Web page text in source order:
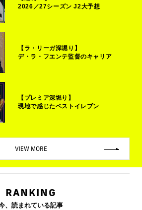
2026／27シーズン J2大予想
【ラ・リーガ深堀り】
デ・ラ・フエンテ監督のキャリア
【プレミア深堀り】
現地で感じたベストイレブン
VIEW MORE
RANKING
、読まれている記事